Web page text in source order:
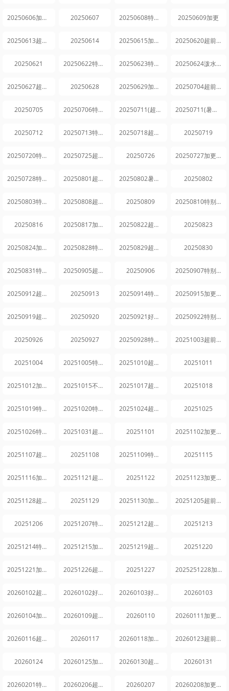
20250606加更版 20250607 20250608特别企划 20250609加更
20250613超前探班 20250614 20250615加更版 20250620超前探班
20250621 20250622特别企划 20250623特别企划 20250624泼水直播
20250627超前探班 20250628 20250629加更版 20250704超前探班
20250705 20250706特别企划 20250711(超前探班) 20250711(暑期特辑)
20250712 20250713特别企划 20250718超前探班 20250719
20250720特别企划 20250725超前探班 20250726 20250727加更版
20250728特别企划 20250801超前探班 20250802暑期特辑 20250802
20250803特别企划 20250808超前探班 20250809 20250810特别企划
20250816 20250817加更版 20250822超前探班 20250823
20250824加更版 20250828特别企划 20250829超前探班 20250830
20250831特别企划 20250905超前探班 20250906 20250907特别企划
20250912超前探班 20250913 20250914特别企划 20250915加更版
20250919超前探班 20250920 20250921好六看好剧 20250922特别企划
20250926 20250927 20250928特别企划 20251003超前探班
20251004 20251005特别企划 20251010超前探班 20251011
20251012加更版 20251015不基础的上班秀 20251017超前探班 20251018
20251019特别企划 20251020特别企划 20251024超前探班 20251025
20251026特别企划 20251031超前探班 20251101 20251102加更版
20251107超前探班 20251108 20251109特别企划 20251115
20251116加更版 20251121超前探班 20251122 20251123加更版
20251128超前探班 20251129 20251130加更版 20251205超前探班
20251206 20251207特别企划 20251212超前探班 20251213
20251214特别企划 20251215加更版 20251219超前探班 20251220
20251221加更版 20251226超前探班 20251227 2025251228加更版
20260102超前探班 20260102好六看好剧 20260103好六看好剧 20260103
20260104加更版 20260109超前探班 20260110 20260111加更版
20260116超前探班 20260117 20260118加更版 20260123超前探班
20260124 20260125加更版 20260130超前探班 20260131
20260201特别企划 20260206超前探班 20260207 20260208加更版